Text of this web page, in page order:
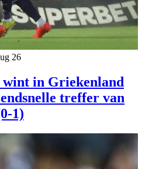
26
in Griekenland
treffer van
1)